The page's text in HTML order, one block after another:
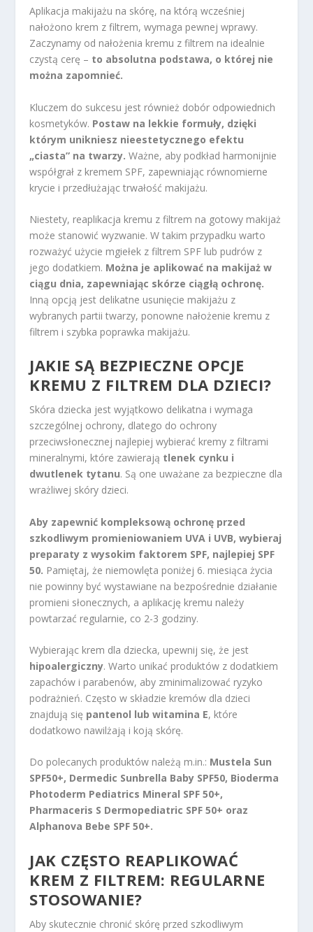
Aplikacja makijażu na skórę, na którą wcześniej
nałożono krem z filtrem, wymaga pewnej wprawy.
Zaczynamy od nałożenia kremu z filtrem na idealnie
czystą cerę – to absolutna podstawa, o której nie
można zapomnieć.
Kluczem do sukcesu jest również dobór odpowiednich
kosmetyków. Postaw na lekkie formuły, dzięki
którym unikniesz nieestetycznego efektu
„ciasta” na twarzy. Ważne, aby podkład harmonijnie
współgrał z kremem SPF, zapewniając równomierne
krycie i przedłużając trwałość makijażu.
Niestety, reaplikacja kremu z filtrem na gotowy makijaż
może stanowić wyzwanie. W takim przypadku warto
rozważyć użycie mgiełek z filtrem SPF lub pudrów z
jego dodatkiem. Można je aplikować na makijaż w
ciągu dnia, zapewniając skórze ciągłą ochronę.
Inną opcją jest delikatne usunięcie makijażu z
wybranych partii twarzy, ponowne nałożenie kremu z
filtrem i szybka poprawka makijażu.
JAKIE SĄ BEZPIECZNE OPCJE
KREMU Z FILTREM DLA DZIECI?
Skóra dziecka jest wyjątkowo delikatna i wymaga
szczególnej ochrony, dlatego do ochrony
przeciwsłonecznej najlepiej wybierać kremy z filtrami
mineralnymi, które zawierają tlenek cynku i
dwutlenek tytanu. Są one uważane za bezpieczne dla
wrażliwej skóry dzieci.
Aby zapewnić kompleksową ochronę przed
szkodliwym promieniowaniem UVA i UVB, wybieraj
preparaty z wysokim faktorem SPF, najlepiej SPF
50. Pamiętaj, że niemowlęta poniżej 6. miesiąca życia
nie powinny być wystawiane na bezpośrednie działanie
promieni słonecznych, a aplikację kremu należy
powtarzać regularnie, co 2-3 godziny.
Wybierając krem dla dziecka, upewnij się, że jest
hipoalergiczny. Warto unikać produktów z dodatkiem
zapachów i parabenów, aby zminimalizować ryzyko
podrażnień. Często w składzie kremów dla dzieci
znajdują się pantenol lub witamina E, które
dodatkowo nawilżają i koją skórę.
Do polecanych produktów należą m.in.: Mustela Sun
SPF50+, Dermedic Sunbrella Baby SPF50, Bioderma
Photoderm Pediatrics Mineral SPF 50+,
Pharmaceris S Dermopediatric SPF 50+ oraz
Alphanova Bebe SPF 50+.
JAK CZĘSTO REAPLIKOWAĆ
KREM Z FILTREM: REGULARNE
STOSOWANIE?
Aby skutecznie chronić skórę przed szkodliwym